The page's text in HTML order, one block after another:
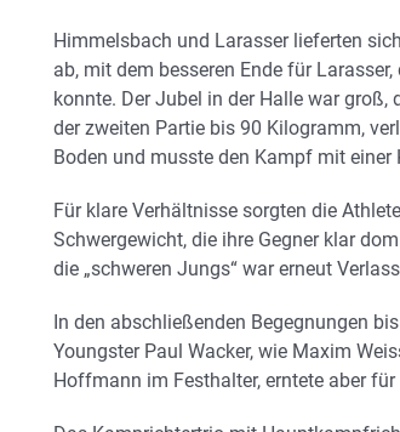
Himmelsbach und Larasser lieferten
ab, mit dem besseren Ende für
konnte. Der Jubel in der Halle war
der zweiten Partie bis 90 Kilogramm,
Boden und musste den Kampf mit einer
Für klare Verhältnisse sorgten die
Schwergewicht, die ihre Gegner klar
die „schweren Jungs“ war erneut
In den abschließenden Begegnungen
Youngster Paul Wacker, wie Maxim
Hoffmann im Festhalter, erntete aber